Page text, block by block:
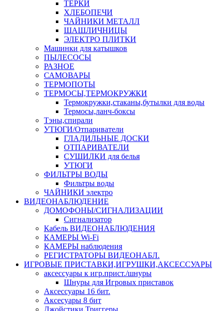
ТЕРКИ
ХЛЕБОПЕЧИ
ЧАЙНИКИ МЕТАЛЛ
ШАШЛИЧНИЦЫ
ЭЛЕКТРО ПЛИТКИ
Машинки для катышков
ПЫЛЕСОСЫ
РАЗНОЕ
САМОВАРЫ
ТЕРМОПОТЫ
ТЕРМОСЫ,ТЕРМОКРУЖКИ
Термокружки,стаканы,бутылки для воды
Термосы,ланч-боксы
Тэны,спирали
УТЮГИ/Отпариватели
ГЛАДИЛЬНЫЕ ДОСКИ
ОТПАРИВАТЕЛИ
СУШИЛКИ для белья
УТЮГИ
ФИЛЬТРЫ ВОДЫ
Фильтры воды
ЧАЙНИКИ электро
ВИДЕОНАБЛЮДЕНИЕ
ДОМОФОНЫ/СИГНАЛИЗАЦИИ
Сигнализатор
Кабель ВИДЕОНАБЛЮДЕНИЯ
КАМЕРЫ Wi-Fi
КАМЕРЫ наблюдения
РЕГИСТРАТОРЫ ВИДЕОНАБЛ.
ИГРОВЫЕ ПРИСТАВКИ,ИГРУШКИ,АКСЕССУАРЫ
аксесcуары к игр.прист./шнуры
Шнуры для Игровых приставок
Аксессуары 16 бит.
Аксесуары 8 бит
Джойстики,Триггеры